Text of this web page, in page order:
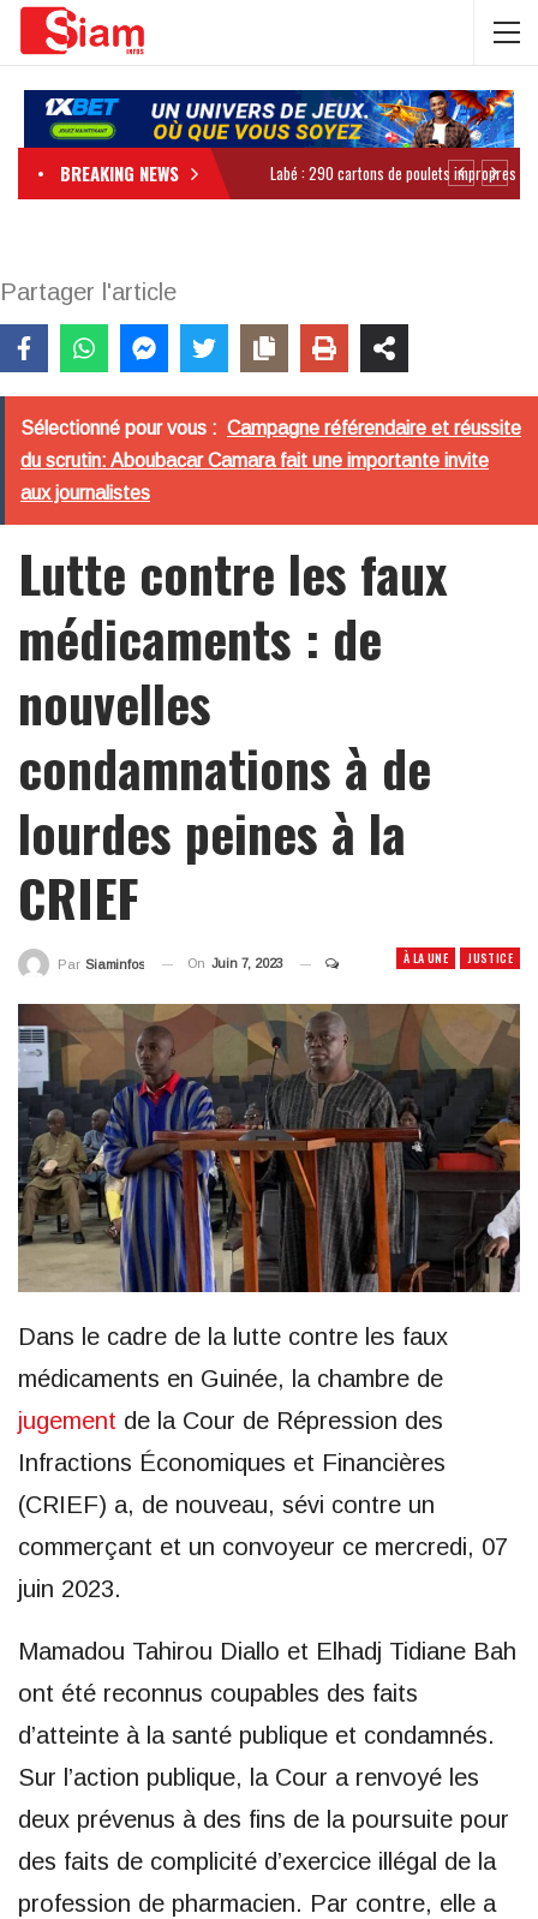
BREAKING NEWS
Partager l'article
Sélectionné pour vous : Campagne référendaire et réussite
du scrutin: Aboubacar Camara fait une importante invite
aux journalistes
Lutte contre les faux
médicaments : de
nouvelles
condamnations à de
lourdes peines à la
CRIEF
À LA UNE JUSTICE
Par Siaminfos On Juin 7, 2023
Dans le cadre de la lutte contre les faux
médicaments en Guinée, la chambre de
jugement de la Cour de Répression des
Infractions Économiques et Financières
(CRIEF) a, de nouveau, sévi contre un
commerçant et un convoyeur ce mercredi, 07
juin 2023.
Mamadou Tahirou Diallo et Elhadj Tidiane Bah
ont été reconnus coupables des faits
d’atteinte à la santé publique et condamnés.
Sur l’action publique, la Cour a renvoyé les
deux prévenus à des fins de la poursuite pour
des faits de complicité d’exercice illégal de la
profession de pharmacien. Par contre, elle a